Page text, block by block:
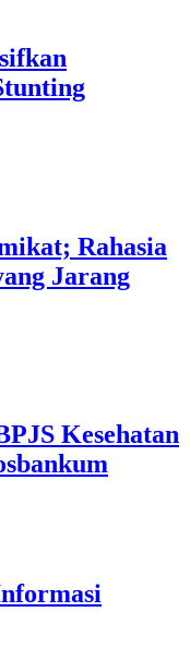
Rahasia
Jarang
Kesehatan